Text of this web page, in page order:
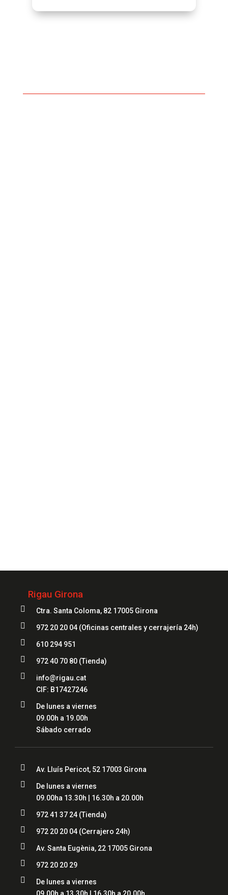
Rigau Girona
 Ctra. Santa Coloma, 82 17005 Girona
 972 20 20 04 (Oficinas centrales y cerrajería 24h)
 610 294 951
 972 40 70 80 (Tienda)

info@rigau.cat
CIF: B17427246

De lunes a viernes
09.00h a 19.00h
Sábado cerrado
 Av. Lluís Pericot, 52 17003 Girona

De lunes a viernes
09.00ha 13.30h | 16.30h a 20.00h
 972 41 37 24 (Tienda)
 972 20 20 04(Cerrajero 24h)
 Av. Santa Eugènia, 22 17005 Girona
 972 20 20 29

De lunes a viernes